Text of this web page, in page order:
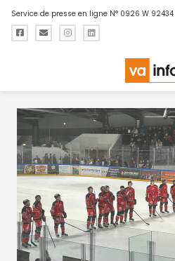
Service de presse en ligne N° 0926 W 92434